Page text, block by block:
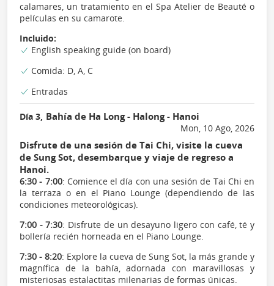
calamares, un tratamiento en el Spa Atelier de Beauté o
películas en su camarote.
Incluido:
English speaking guide (on board)
Comida: D, A, C
Entradas
Día 3, Bahía de Ha Long - Halong - Hanoi
Mon, 10 Ago, 2026
Disfrute de una sesión de Tai Chi, visite la cueva
de Sung Sot, desembarque y viaje de regreso a
Hanoi.
6:30 - 7:00: Comience el día con una sesión de Tai Chi en
la terraza o en el Piano Lounge (dependiendo de las
condiciones meteorológicas).
7:00 - 7:30: Disfrute de un desayuno ligero con café, té y
bollería recién horneada en el Piano Lounge.
7:30 - 8:20: Explore la cueva de Sung Sot, la más grande y
magnífica de la bahía, adornada con maravillosas y
misteriosas estalactitas milenarias de formas únicas.